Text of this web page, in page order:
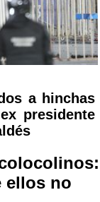
a hinchas
presidente
ellos no